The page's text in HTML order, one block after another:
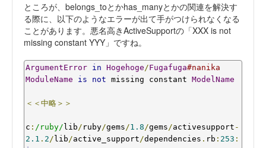
ところが、belongs_toとかhas_manyとかの関連を解決す
る際に、以下のようなエラーが出て手がつけられなくなる
ことがあります。悪名高きActiveSupportの「XXX is not
missing constant YYY」ですね。
ArgumentError in Hogehoge/Fugafuga#nanika
ModuleName
is not missing constant ModelName
＜＜中略＞＞
c : /ruby/ lib/ ruby/gems/1.8/gems/activesupport -
2.1 . 2/ lib/active_support/dependencies . rb : 253 :